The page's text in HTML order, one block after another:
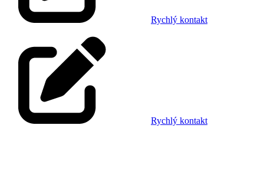
Rychlý kontakt
Rychlý kontakt